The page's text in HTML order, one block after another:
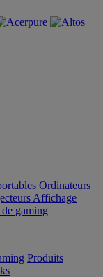
Ordinateurs
Affichage
gaming
Produits